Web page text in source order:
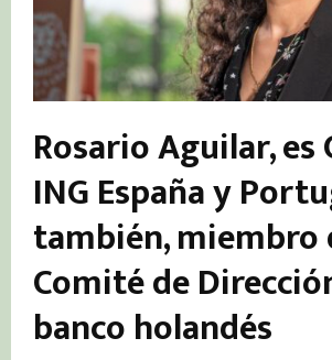
Rosario Aguilar, es
ING España y
también, miembro
Comité de
banco holandés